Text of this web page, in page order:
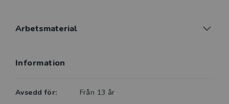
Arbetsmaterial
Information
Avsedd för:
Från 13 år